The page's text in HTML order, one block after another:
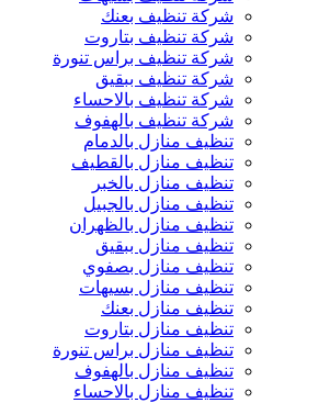
شركة تنظيف بعنك
شركة تنظيف بتاروت
شركة تنظيف براس تنورة
شركة تنظيف ببقيق
شركة تنظيف بالاحساء
شركة تنظيف بالهفوف
تنظيف منازل بالدمام
تنظيف منازل بالقطيف
تنظيف منازل بالخبر
تنظيف منازل بالجبيل
تنظيف منازل بالظهران
تنظيف منازل ببقيق
تنظيف منازل بصفوي
تنظيف منازل بسيهات
تنظيف منازل بعنك
تنظيف منازل بتاروت
تنظيف منازل براس تنورة
تنظيف منازل بالهفوف
تنظيف منازل بالاحساء